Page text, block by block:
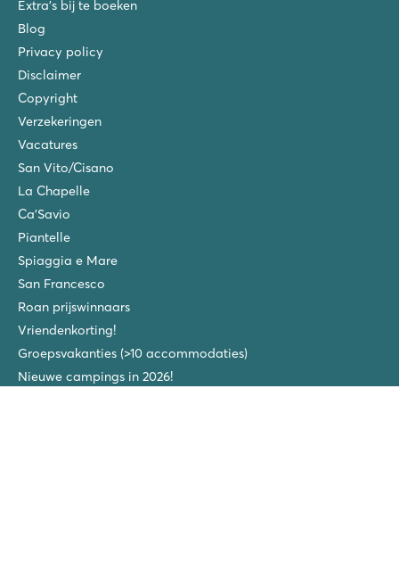
Extra's bij te boeken
Blog
Privacy policy
Disclaimer
Copyright
Verzekeringen
Vacatures
San Vito/Cisano
La Chapelle
Ca'Savio
Piantelle
Spiaggia e Mare
San Francesco
Roan prijswinnaars
Vriendenkorting!
Groepsvakanties (>10 accommodaties)
Nieuwe campings in 2026!